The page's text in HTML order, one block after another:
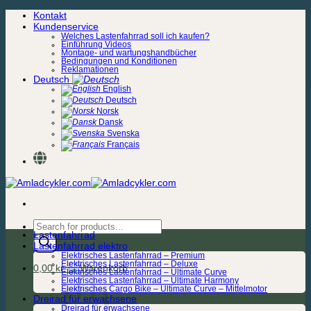
Zum
Inhalt
Kontakt
Kundenservice
Welches Lastenfahrrad soll ich kaufen?
Einführung Videos
Montage- und wartungshandbücher
Bedingungen und Konditionen
Reklamationen
Deutsch
English
Deutsch
Norsk
Dansk
Svenska
Français
Products
search
0,00kr.
Lastenfahrrad
Lastenfahrrad elektro
Elektrisches Lastenfahrrad – Premium
Elektrisches Lastenfahrrad – Deluxe
Elektrisches Lastenfahrrad – Ultimate Curve
Elektrisches Lastenfahrrad – Ultimate Harmony
Elektrisches Cargo Bike – Ultimate Curve – Mittelmotor
Dreirad für erwachsene
Dreirad für erwachsene